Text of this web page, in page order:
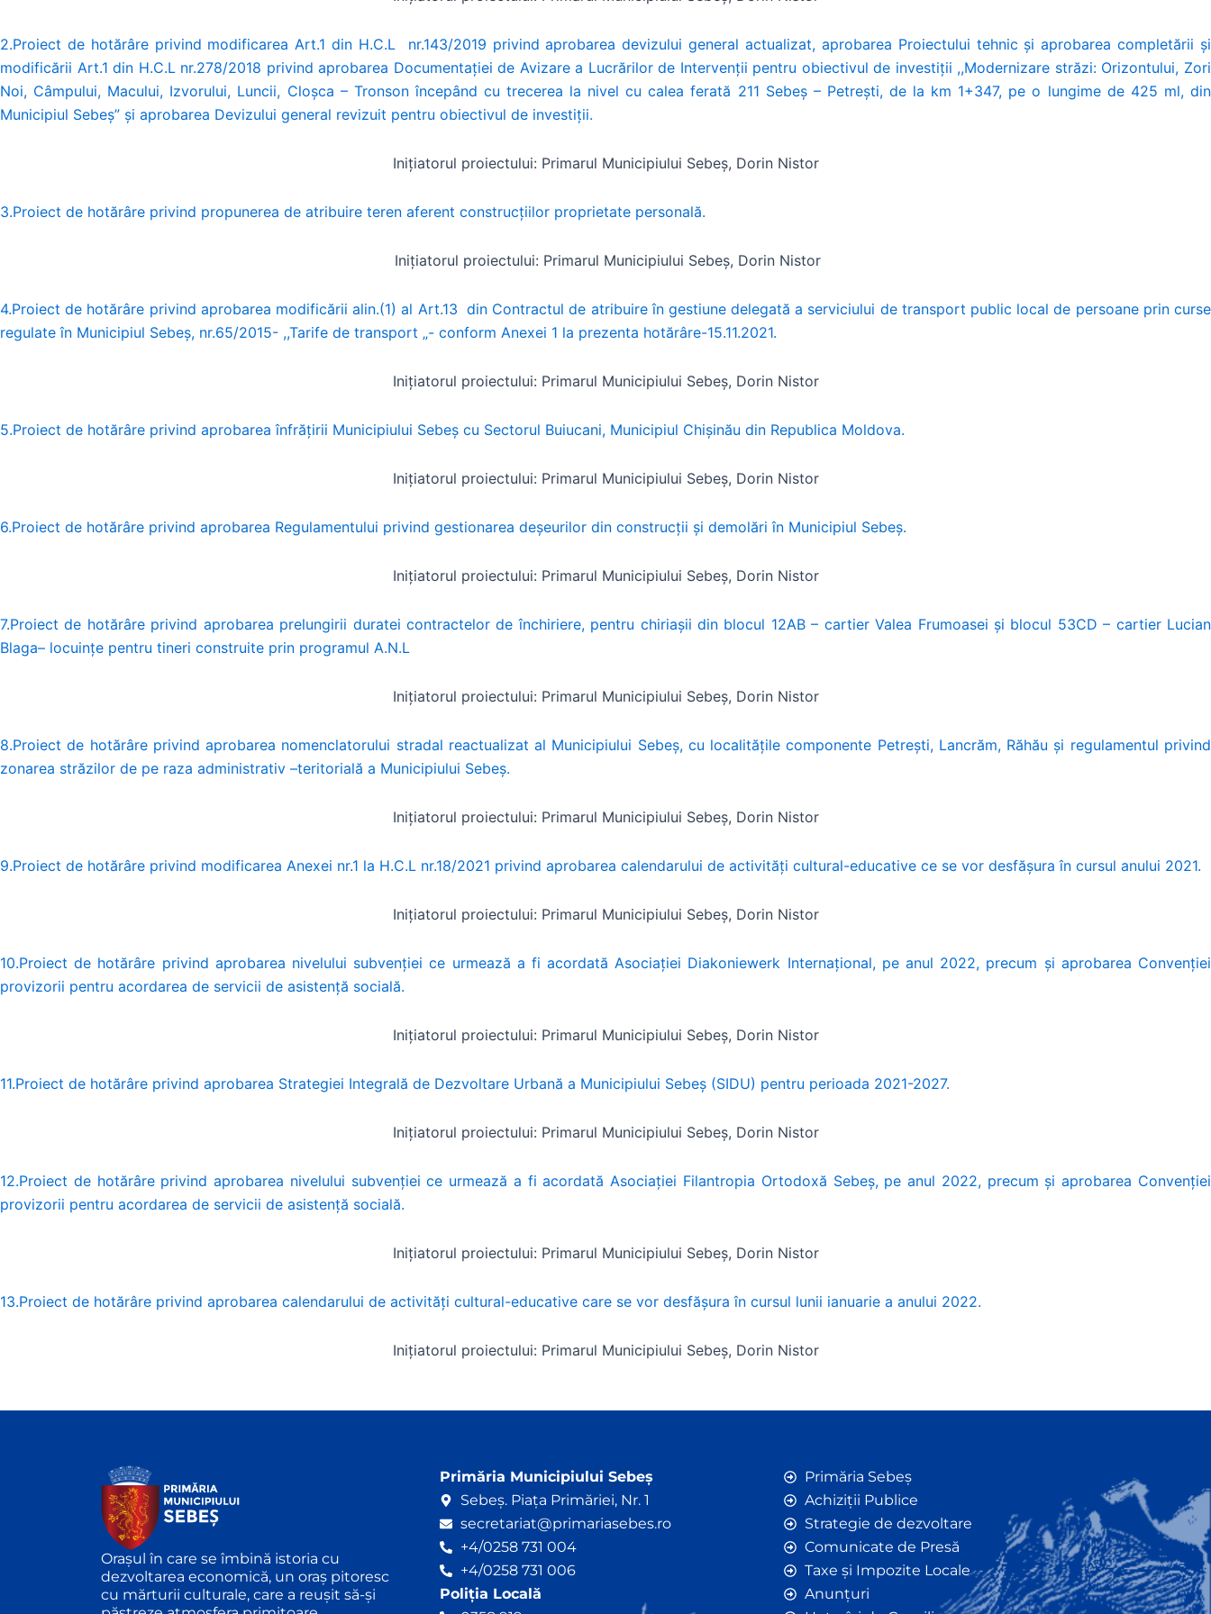
2.Proiect de hotărâre privind modificarea Art.1 din H.C.L nr.143/2019 privind aprobarea devizului general actualizat, aprobarea Proiectului tehnic și aprobarea completării și
modificării Art.1 din H.C.L nr.278/2018 privind aprobarea Documentației de Avizare a Lucrărilor de Intervenții pentru obiectivul de investiții ,,Modernizare străzi: Orizontului, Zori
Noi, Câmpului, Macului, Izvorului, Luncii, Cloșca – Tronson începând cu trecerea la nivel cu calea ferată 211 Sebeș – Petrești, de la km 1+347, pe o lungime de 425 ml, din
Municipiul Sebeș” și aprobarea Devizului general revizuit pentru obiectivul de investiții.
Inițiatorul proiectului: Primarul Municipiului Sebeș, Dorin Nistor
3.Proiect de hotărâre privind propunerea de atribuire teren aferent construcțiilor proprietate personală.
Inițiatorul proiectului: Primarul Municipiului Sebeș, Dorin Nistor
4.Proiect de hotărâre privind aprobarea modificării alin.(1) al Art.13 din Contractul de atribuire în gestiune delegată a serviciului de transport public local de persoane prin curse
regulate în Municipiul Sebeș, nr.65/2015- ,,Tarife de transport „- conform Anexei 1 la prezenta hotărâre-15.11.2021.
Inițiatorul proiectului: Primarul Municipiului Sebeș, Dorin Nistor
5.Proiect de hotărâre privind aprobarea înfrățirii Municipiului Sebeș cu Sectorul Buiucani, Municipiul Chișinău din Republica Moldova.
Inițiatorul proiectului: Primarul Municipiului Sebeș, Dorin Nistor
6.Proiect de hotărâre privind aprobarea Regulamentului privind gestionarea deșeurilor din construcții și demolări în Municipiul Sebeș.
Inițiatorul proiectului: Primarul Municipiului Sebeș, Dorin Nistor
7.Proiect de hotărâre privind aprobarea prelungirii duratei contractelor de închiriere, pentru chiriaşii din blocul 12AB – cartier Valea Frumoasei și blocul 53CD – cartier Lucian
Blaga– locuinţe pentru tineri construite prin programul A.N.L
Inițiatorul proiectului: Primarul Municipiului Sebeș, Dorin Nistor
8.Proiect de hotărâre privind aprobarea nomenclatorului stradal reactualizat al Municipiului Sebeș, cu localitățile componente Petrești, Lancrăm, Răhău și regulamentul privind
zonarea străzilor de pe raza administrativ –teritorială a Municipiului Sebeș.
Inițiatorul proiectului: Primarul Municipiului Sebeș, Dorin Nistor
9.Proiect de hotărâre privind modificarea Anexei nr.1 la H.C.L nr.18/2021 privind aprobarea calendarului de activități cultural-educative ce se vor desfășura în cursul anului 2021.
Inițiatorul proiectului: Primarul Municipiului Sebeș, Dorin Nistor
10.Proiect de hotărâre privind aprobarea nivelului subvenției ce urmează a fi acordată Asociației Diakoniewerk Internațional, pe anul 2022, precum și aprobarea Convenției
provizorii pentru acordarea de servicii de asistență socială.
Inițiatorul proiectului: Primarul Municipiului Sebeș, Dorin Nistor
11.Proiect de hotărâre privind aprobarea Strategiei Integrală de Dezvoltare Urbană a Municipiului Sebeș (SIDU) pentru perioada 2021-2027.
Inițiatorul proiectului: Primarul Municipiului Sebeș, Dorin Nistor
12.Proiect de hotărâre privind aprobarea nivelului subvenției ce urmează a fi acordată Asociației Filantropia Ortodoxă Sebeș, pe anul 2022, precum și aprobarea Convenției
provizorii pentru acordarea de servicii de asistență socială.
Inițiatorul proiectului: Primarul Municipiului Sebeș, Dorin Nistor
13.Proiect de hotărâre privind aprobarea calendarului de activități cultural-educative care se vor desfăşura în cursul lunii ianuarie a anului 2022.
Inițiatorul proiectului: Primarul Municipiului Sebeș, Dorin Nistor
Orașul în care se îmbină istoria cu
dezvoltarea economică, un oraș pitoresc
cu mărturii culturale, care a reușit să-și
Primăria Municipiului Sebeș
Sebeș. Piața Primăriei, Nr. 1
secretariat@primariasebes.ro
+4/0258 731 004
+4/0258 731 006
Poliția Locală
Primăria Sebeș
Achiziții Publice
Strategie de dezvoltare
Comunicate de Presă
Taxe și Impozite Locale
Anunțuri